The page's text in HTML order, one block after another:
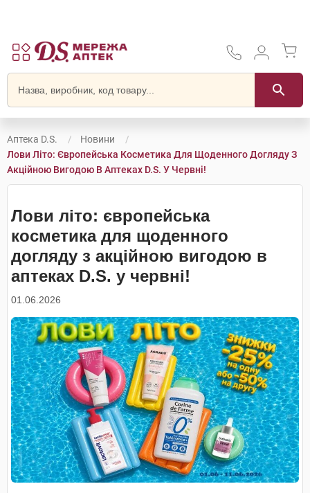
Аптека D.S.
Новини
Лови Літо: Європейська Косметика Для Щоденного Догляду З
Акційною Вигодою В Аптеках D.S. У Червні!
Лови літо: європейська
косметика для щоденного
догляду з акційною вигодою в
аптеках D.S. у червні!
01.06.2026